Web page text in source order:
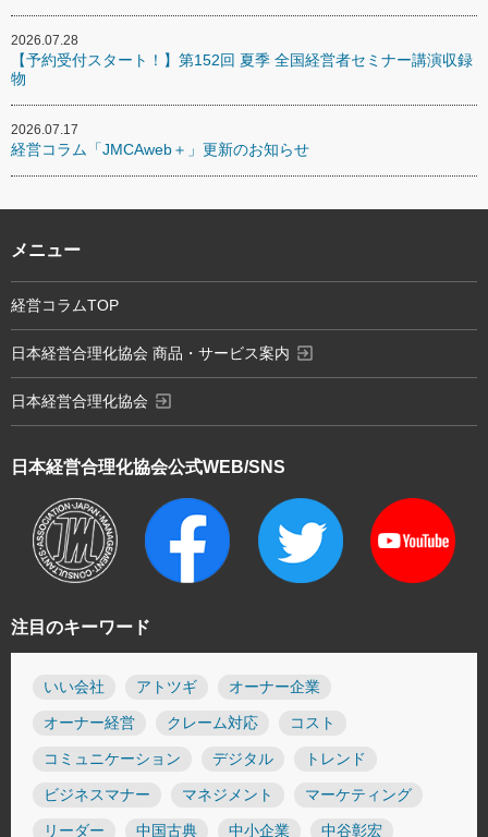
2026.07.28
【予約受付スタート！】第152回 夏季 全国経営者セミナー講演収録
物
2026.07.17
経営コラム「JMCAweb＋」更新のお知らせ
注目のキーワード
いい会社 アトツギ オーナー企業
オーナー経営 クレーム対応 コスト
コミュニケーション デジタル トレンド
ビジネスマナー マネジメント マーケティング
リーダー 中国古典 中小企業 中谷彰宏
日本経営合理化協会公式WEB/SNS
メニュー
経営コラムTOP
日本経営合理化協会 商品・サービス案内 exit_to_app
日本経営合理化協会 exit_to_app